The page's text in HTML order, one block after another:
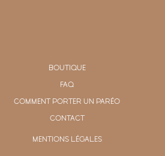
BOUTIQUE
FAQ
COMMENT PORTER UN PARÉO
CONTACT
MENTIONS LÉGALES